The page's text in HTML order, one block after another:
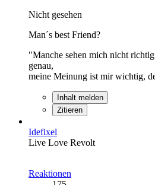
Nicht gesehen
Man´s best Friend?
"Manche sehen mich nicht
genau,
meine Meinung ist mir wichtig,
Inhalt melden
Zitieren
Idefixel
Live Love Revolt
Reaktionen